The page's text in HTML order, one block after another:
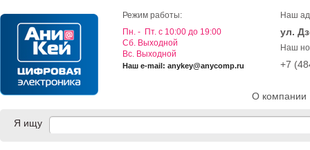
О компании
Режим работы:
Пн. - Пт. с 10:00 до 19:00
Cб. Выходной
Вс. Выходной
Наш e-mail: anykey@anycomp.ru
Наш
ул.
Наш
+7
Я ищу